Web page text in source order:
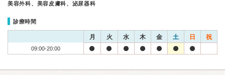
美容外科、美容皮膚科、泌尿器科
診療時間
月 火 水 木 金 土 日 祝
09:00-20:00